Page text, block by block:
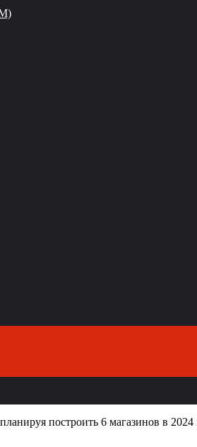
построить 6 магазинов в 2024